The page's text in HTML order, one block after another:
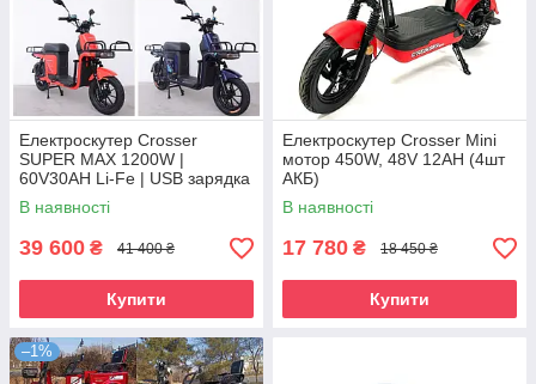
Електроскутер Crosser
SUPER MAX 1200W |
60V30AH Li-Fe | USB зарядка
В наявності
39 600 ₴ 41 400 ₴
Купити
Електроскутер Crosser Mini
мотор 450W, 48V 12AH (4шт
АКБ)
В наявності
17 780 ₴ 18 450 ₴
Купити
–1%